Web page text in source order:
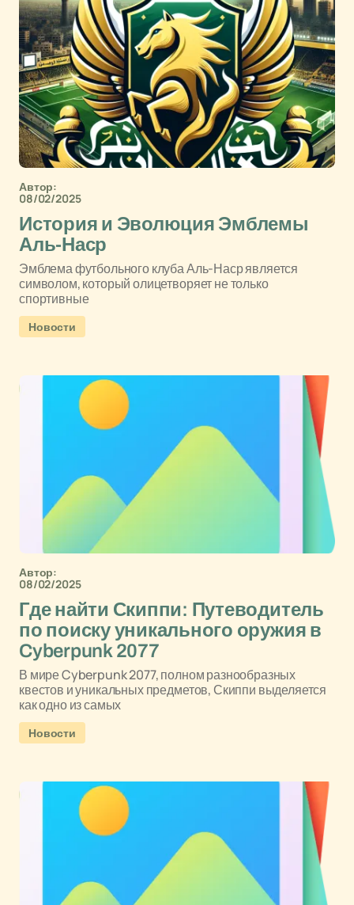
Автор:
08/02/2025
История и Эволюция Эмблемы
Аль-Наср
Эмблема футбольного клуба Аль-Наср является
символом, который олицетворяет не только
спортивные
Новости
Автор:
08/02/2025
Где найти Скиппи: Путеводитель
по поиску уникального оружия в
Cyberpunk 2077
В мире Cyberpunk 2077, полном разнообразных
квестов и уникальных предметов, Скиппи выделяется
как одно из самых
Новости